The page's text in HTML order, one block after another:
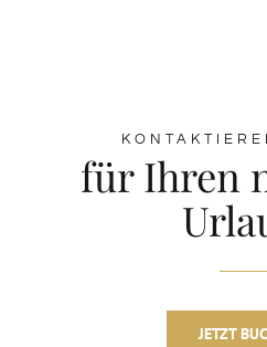
für Ihren
JETZT